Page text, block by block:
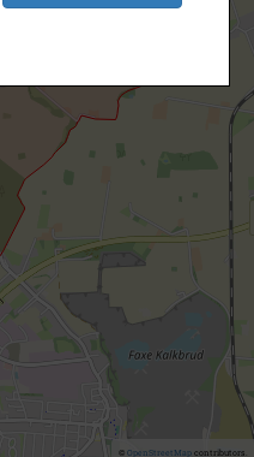
© OpenStreetMapcontributors.